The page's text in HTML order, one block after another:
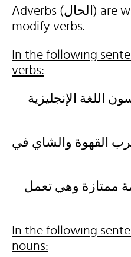
Adverbs (الحال) are words that describe or
modify verbs.
In the following
verbs:
اللغة الإنجليزية
القهوة والشاي في
ممتازة وهي تعمل
In the following
nouns: